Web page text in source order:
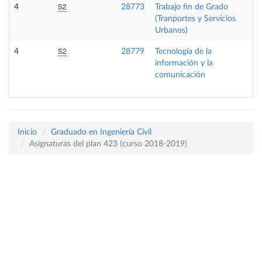
4 S2 28773
Trabajo fin de Grado
(Tranportes y Servicios
Urbanos)
4 S2 28779
Tecnología de la
información y la
comunicación
Inicio
Graduado en Ingeniería Civil
Asignaturas del plan 423 (curso 2018-2019)